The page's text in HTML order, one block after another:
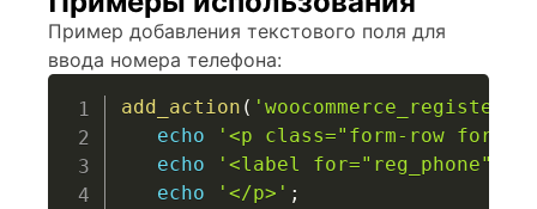
Пример добавления текстового поля для
ввода номера телефона:
add_action (
echo
'<p class="form-row form-
echo
'<label
echo
'</p>' ;